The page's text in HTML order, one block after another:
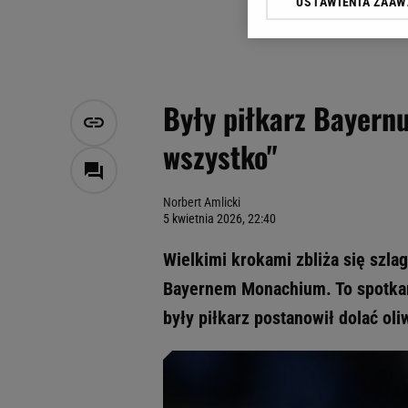
Były piłkarz
wszystko"
Norbert Amlicki
5 kwietnia 2026, 22:40
Wielkimi krokami zbliża się
Bayernem Monachium. To
były piłkarz postanowił dolać
Klikając „Akceptuję”
Zaufanych Partnerów i
My, nasi Zaufani
Użycie dokładnych